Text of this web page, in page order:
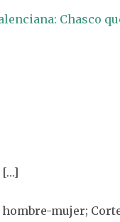
Chasco
[…]
hombre-mujer;